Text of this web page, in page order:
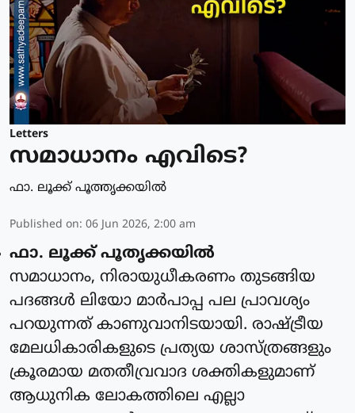
Letters
സമാധാനം എവിടെ?
ഫാ. ലൂക്ക് പൂത്തൃക്കയില്‍
Published on: 06 Jun 2026, 2:00 am
ഫാ. ലൂക്ക് പൂതൃക്കയിൽ
സമാധാനം, നിരായുധീകരണം തുടങ്ങിയ
പദങ്ങൾ ലിയോ മാർപാപ്പ പല പ്രാവശ്യം
പറയുന്നത് കാണുവാനിടയായി. രാഷ്ട്രീയ
മേലധികാരികളുടെ പ്രത്യയ ശാസ്ത്രങ്ങളും
ക്രൂരമായ മതതീവ്രവാദ ശക്തികളുമാണ്
ആധുനിക ലോകത്തിലെ എല്ലാ